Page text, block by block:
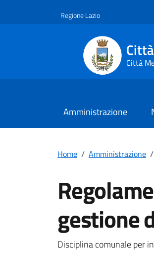
Regione Lazio
Città
Amministrazione
Home / Amministrazione /
gestione
Dettagli del
Disciplina comunale per